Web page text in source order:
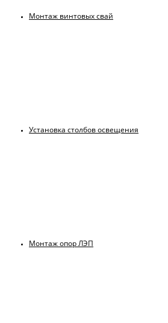
Монтаж винтовых свай
Установка столбов освещения
Монтаж опор ЛЭП